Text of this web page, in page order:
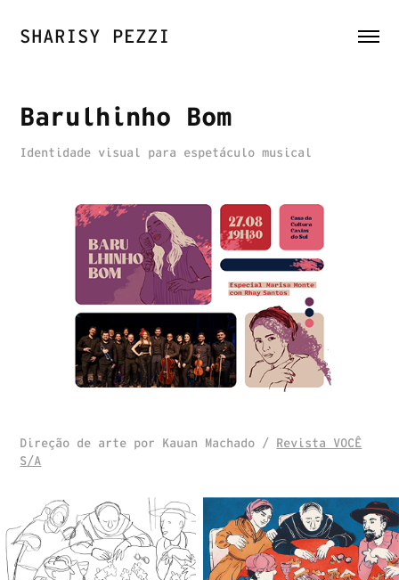
SHARISY PEZZI
Barulhinho Bom
Identidade visual para espetáculo musical
Direção de arte por Kauan Machado / Revista VOCÊ
S/A